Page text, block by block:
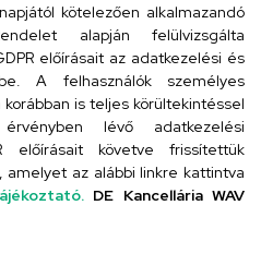
utca 33.
kötelezően alkalmazandó
alapján felülvizsgálta
előírásait az adatkezelési és
A felhasználók személyes
is teljes körültekintéssel
lévő adatkezelési
előírásait követve frissítettük
az alábbi linkre kattintva
DE Kancellária WAV